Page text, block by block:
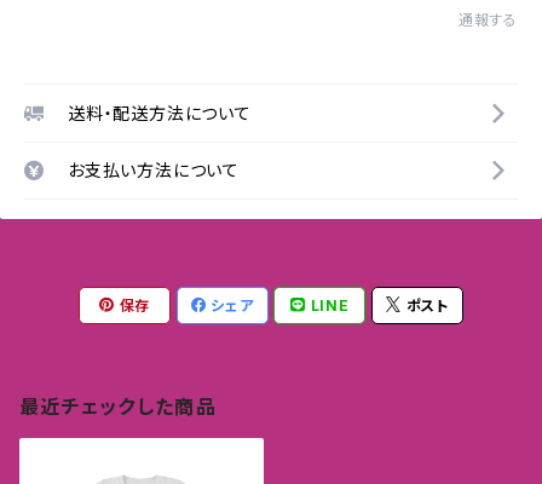
通報する
送料・配送方法について
お支払い方法について
保存 シェア LINE ポスト
最近チェックした商品